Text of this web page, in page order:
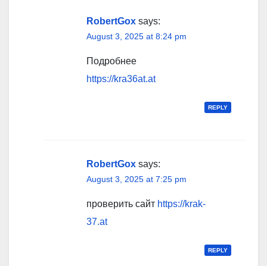
RobertGox says:
August 3, 2025 at 8:24 pm
Подробнее
https://kra36at.at
REPLY
RobertGox says:
August 3, 2025 at 7:25 pm
проверить сайт https://krak-
37.at
REPLY